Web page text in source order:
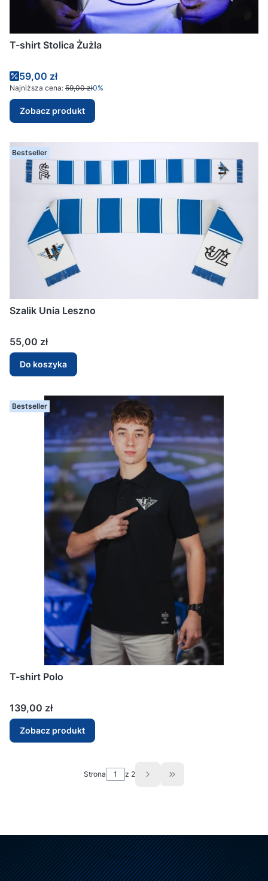
T-shirt Stolica Żużla
Cena promocyjna
59,00 zł
Najniższa cena: 59,00 zł0%
Zobacz produkt
Bestseller
Szalik Unia Leszno
Cena
55,00 zł
Do koszyka
Bestseller
T-shirt Polo
Cena
139,00 zł
Zobacz produkt
Strona z 2 Przejdź do ostatniej